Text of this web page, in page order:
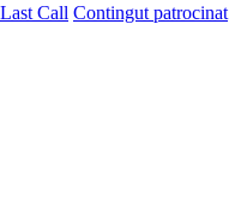
Call Contingut patrocinat